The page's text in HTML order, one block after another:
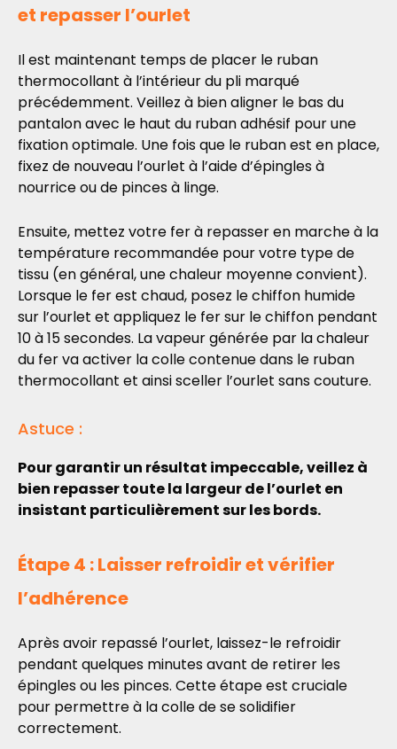
et repasser l’ourlet
Il est maintenant temps de placer le ruban
thermocollant à l’intérieur du pli marqué
précédemment. Veillez à bien aligner le bas du
pantalon avec le haut du ruban adhésif pour une
fixation optimale. Une fois que le ruban est en place,
fixez de nouveau l’ourlet à l’aide d’épingles à
nourrice ou de pinces à linge.
Ensuite, mettez votre fer à repasser en marche à la
température recommandée pour votre type de
tissu (en général, une chaleur moyenne convient).
Lorsque le fer est chaud, posez le chiffon humide
sur l’ourlet et appliquez le fer sur le chiffon pendant
10 à 15 secondes. La vapeur générée par la chaleur
du fer va activer la colle contenue dans le ruban
thermocollant et ainsi sceller l’ourlet sans couture.
Astuce :
Pour garantir un résultat impeccable, veillez à
bien repasser toute la largeur de l’ourlet en
insistant particulièrement sur les bords.
Étape 4 : Laisser refroidir et vérifier
l’adhérence
Après avoir repassé l’ourlet, laissez-le refroidir
pendant quelques minutes avant de retirer les
épingles ou les pinces. Cette étape est cruciale
pour permettre à la colle de se solidifier
correctement.